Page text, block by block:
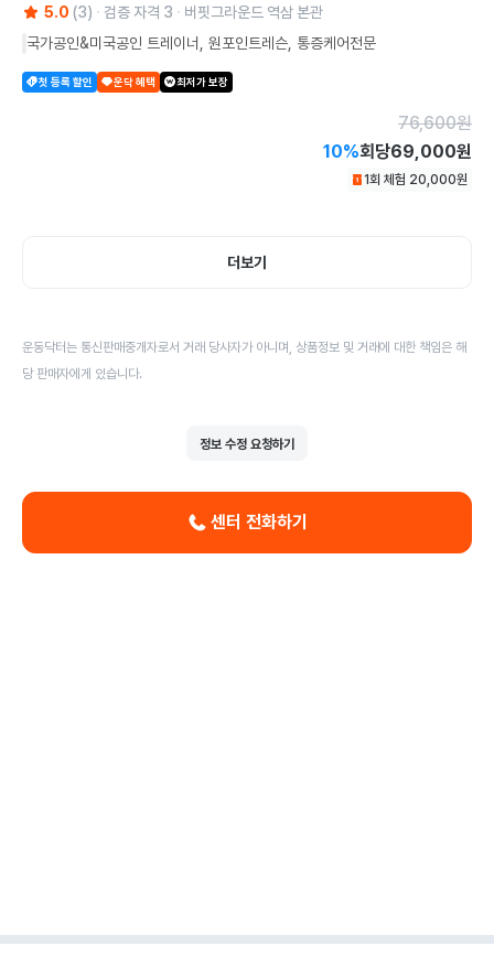
5.0 (3) 검증 자격 3
버핏그라운드 역삼 본관
국가공인&미국공인 트레이너, 원포인트레슨, 통증케어전문
첫 등록 할인 운닥 혜택 최저가 보장
76,600원
10%회당69,000원
1회 체험 20,000원
더보기
운동닥터는 통신판매중개자로서 거래 당사자가 아니며, 상품정보 및 거래에 대한 책임은 해
당 판매자에게 있습니다.
정보 수정 요청하기
센터 전화하기